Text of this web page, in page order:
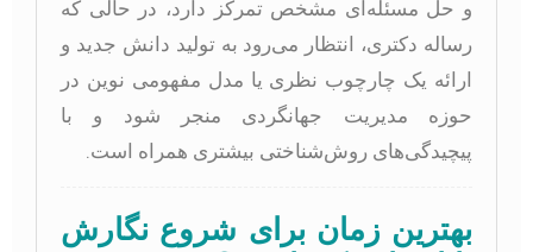
و حل مسئله‌ای مشخص تمرکز دارد، در حالی که
رساله دکتری، انتظار می‌رود به تولید دانش جدید و
ارائه یک چارچوب نظری یا مدل مفهومی نوین در
حوزه مدیریت جهانگردی منجر شود و با
پیچیدگی‌های روش‌شناختی بیشتری همراه است.
بهترین زمان برای شروع نگارش